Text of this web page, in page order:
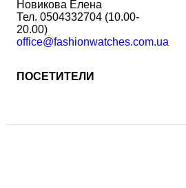
Новикова Елена
Тел. 0504332704 (10.00-
20.00)
office@fashionwatches.com.ua
ПОСЕТИТЕЛИ